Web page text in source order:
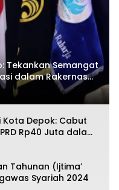
Tekankan Semangat
dalam Rakernas
Kota Depok: Cabut
Rp40 Juta dalam
Rakyat
Tahunan (Ijtima’
Syariah 2024